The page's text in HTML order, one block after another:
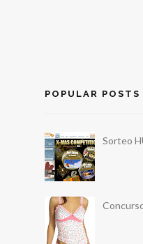
POPULAR POSTS
Sorteo